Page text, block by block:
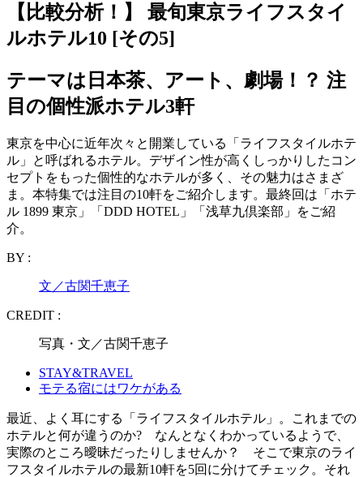
【比較分析！】 最旬東京ライフスタイ
ルホテル10 [その5]
テーマは日本茶、アート、劇場！？ 注
目の個性派ホテル3軒
東京を中心に近年次々と開業している「ライフスタイルホテ
ル」と呼ばれるホテル。デザイン性が高くしっかりしたコン
セプトをもった個性的なホテルが多く、その魅力はさまざ
ま。本特集では注目の10軒をご紹介します。最終回は「ホテ
ル 1899 東京」「DDD HOTEL」「浅草九倶楽部」をご紹
介。
BY :
文／古関千恵子
CREDIT :
写真・文／古関千恵子
STAY&TRAVEL
モテる宿にはワケがある
最近、よく耳にする「ライフスタイルホテル」。これまでの
ホテルと何が違うのか? なんとなくわかっているようで、
実際のところ曖昧だったりしませんか？ そこで東京のライ
フスタイルホテルの最新10軒を5回に分けてチェック。それ